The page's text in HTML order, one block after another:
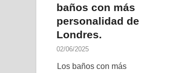
baños con más
personalidad de
Londres.
02/06/2025
Los baños con más